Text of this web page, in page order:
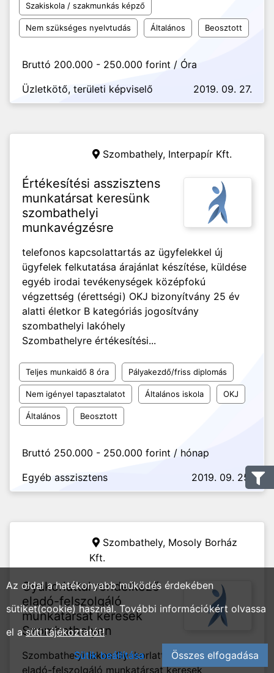
Szakiskola / szakmunkás képző
Nem szükséges nyelvtudás Általános Beosztott
Bruttó 200.000 - 250.000 forint / Óra
Üzletkötő, területi képviselő
2019. 09. 27.
Szombathely, Interpapír Kft.
Értékesítési asszisztens
munkatársat keresünk
szombathelyi
munkavégzésre
telefonos kapcsolattartás az ügyfelekkel új
ügyfelek felkutatása árajánlat készítése, küldése
egyéb irodai tevékenységek középfokú
végzettség (érettségi) OKJ bizonyítvány 25 év
alatti életkor B kategóriás jogosítvány
szombathelyi lakóhely
Szombathelyre értékesítési...
Teljes munkaidő 8 óra Pályakezdő/friss diplomás
Nem igényel tapasztalatot Általános iskola OKJ
Általános Beosztott
Bruttó 250.000 - 250.000 forint / hónap
Egyéb asszisztens
2019. 09. 25.
Szombathely, Mosoly Borház
Kft.
Gyakorlattal rendelkező
eladó-felszolgáló
munkatársat keresek
Szombathelyen
Szombathelyi lakos Gyakorlattal rendelkező
eladó-felszolgáló munkatársat keresek
Az oldal a hatékonyabb működés érdekében
sütiket(cookie) használ. További információkért olvassa
el asüti tájékoztatót!
Sütik beállítása
Összes elfogadása